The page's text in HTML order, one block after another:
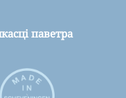
паветра